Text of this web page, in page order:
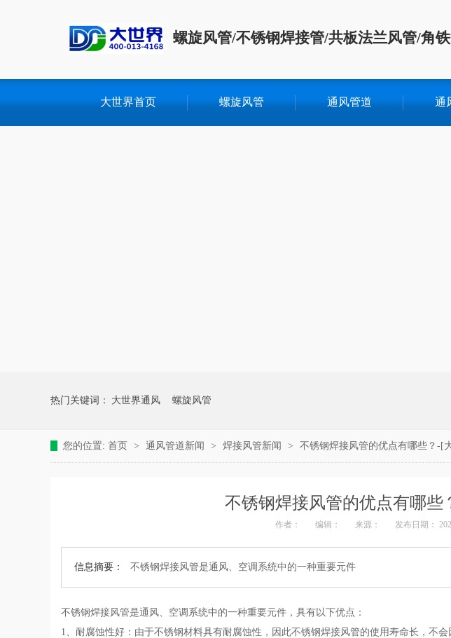
螺旋风管/不锈钢焊接管/共板法兰风管/角
大世界首页 螺旋风管 通风管道 通
热门关键词： 大世界通风 螺旋风管
您的位置: 首页 > 通风管道新闻 > 焊接风管新闻 > 不锈钢焊接风管的优点有哪些？-[
不锈钢焊接风管的优点有哪些
作者： 编辑： 来源： 发布日期：
信息摘要： 不锈钢焊接风管是通风、空调系统中的一种重要元件
不锈钢焊接风管是通风、空调系统中的一种重要元件，具有以下优点：
1、耐腐蚀性好：由于不锈钢材料具有耐腐蚀性，因此不锈钢焊接风管的使用寿命长，不会